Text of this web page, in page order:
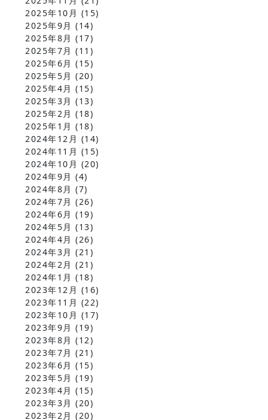
2025年10月 (15)
2025年9月 (14)
2025年8月 (17)
2025年7月 (11)
2025年6月 (15)
2025年5月 (20)
2025年4月 (15)
2025年3月 (13)
2025年2月 (18)
2025年1月 (18)
2024年12月 (14)
2024年11月 (15)
2024年10月 (20)
2024年9月 (4)
2024年8月 (7)
2024年7月 (26)
2024年6月 (19)
2024年5月 (13)
2024年4月 (26)
2024年3月 (21)
2024年2月 (21)
2024年1月 (18)
2023年12月 (16)
2023年11月 (22)
2023年10月 (17)
2023年9月 (19)
2023年8月 (12)
2023年7月 (21)
2023年6月 (15)
2023年5月 (19)
2023年4月 (15)
2023年3月 (20)
2023年2月 (20)